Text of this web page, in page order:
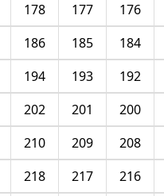
176
177
178
184
185
186
192
193
194
200
201
202
208
209
210
216
217
218